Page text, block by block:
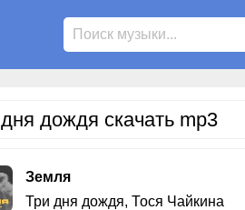
дождя скачать mp3
Земля
Три дня дождя, Тося Чайкина